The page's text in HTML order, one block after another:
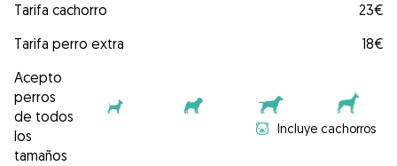
Tarifa cachorro
23€
Tarifa perro extra
18€
Acepto
perros
de todos
los
tamaños
Incluye cachorros